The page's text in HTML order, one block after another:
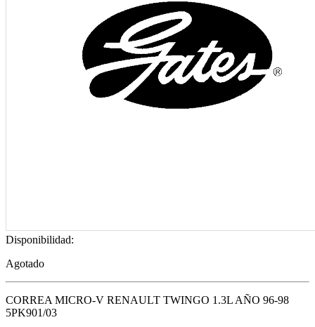
Disponibilidad:
Agotado
CORREA MICRO-V RENAULT TWINGO 1.3L AÑO 96-98
5PK901/03